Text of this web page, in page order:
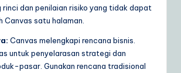
rinci dan penilaian risiko yang tidak dapat
Canvas satu halaman.
Canvas melengkapi rencana bisnis.
untuk penyelarasan strategi dan
pasar. Gunakan rencana tradisional